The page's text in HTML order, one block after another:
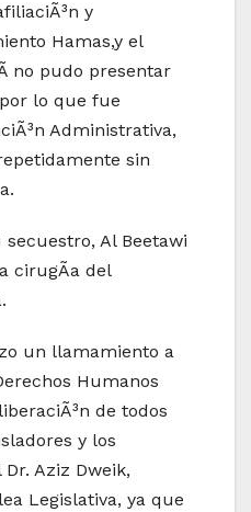
y
Hamas,y el
no pudo presentar
lo que fue
Administrativa,
sin
secuestro, Al Beetawi
cirugÃ­a del
un llamamiento a
Humanos
de todos
y los
Aziz Dweik,
Legislativa, ya que